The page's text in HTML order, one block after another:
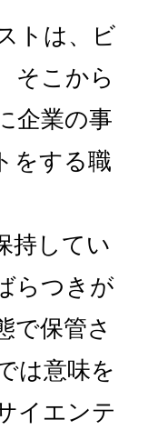
トは、ビ
そこから
企業の事
をする職
持してい
らつきが
で保管さ
は意味を
イエンテ